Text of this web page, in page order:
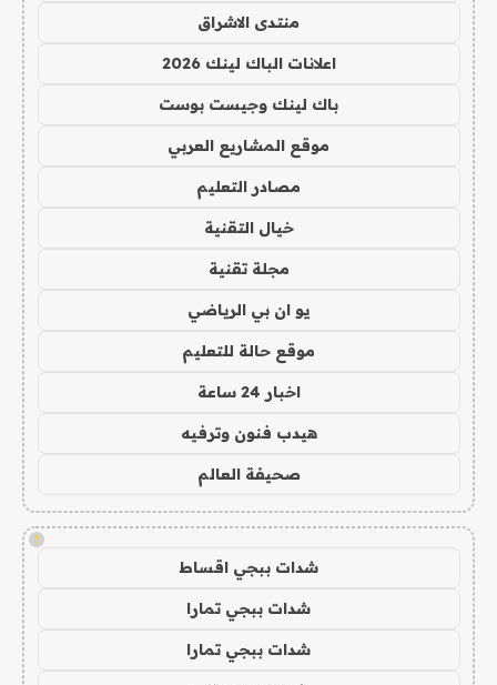
منتدى الاشراق
اعلانات الباك لينك 2026
باك لينك وجيست بوست
موقع المشاريع العربي
مصادر التعليم
خيال التقنية
مجلة تقنية
يو ان بي الرياضي
موقع حالة للتعليم
اخبار 24 ساعة
هيدب فنون وترفيه
صحيفة العالم
!
شدات ببجي اقساط
شدات ببجي تمارا
شدات ببجي تمارا